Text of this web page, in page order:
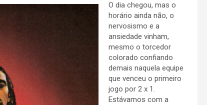
O dia chegou, mas o
horário ainda não, o
nervosismo e a
ansiedade vinham,
mesmo o torcedor
colorado confiando
demais naquela equipe
que venceu o primeiro
jogo por 2 x 1.
Estávamos com a